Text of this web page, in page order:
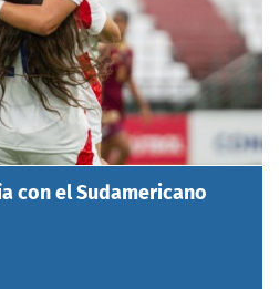
con el Sudamericano